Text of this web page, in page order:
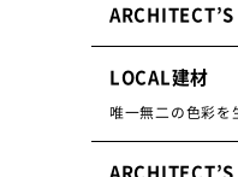
LOCAL建材
唯一無二の色彩